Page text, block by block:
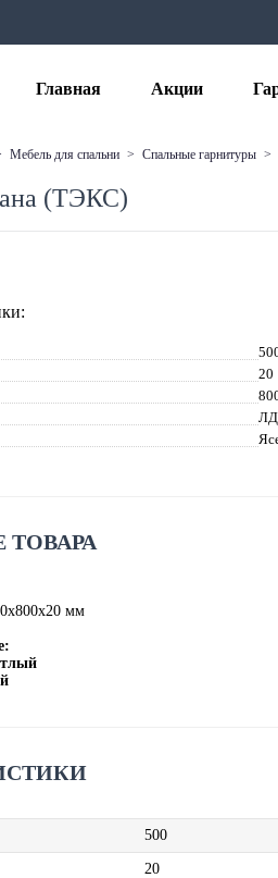
Главная Акции
мебель для спальни > спальные гарнитуры >
(ТЭКС)
20
мм
500
20